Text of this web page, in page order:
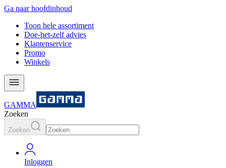
Ga naar hoofdinhoud
Toon hele assortiment
Doe-het-zelf advies
Klantenservice
Promo
Winkels
GAMMA
Zoeken
Zoeken
Inloggen